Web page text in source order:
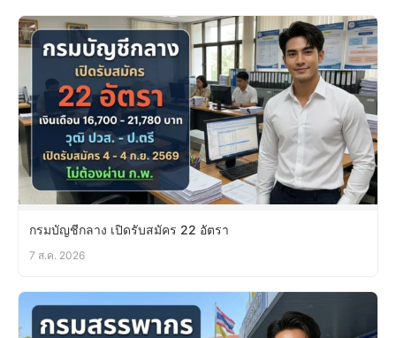
กรมบัญชีกลาง เปิดรับสมัคร 22 อัตรา
7 ส.ค. 2026